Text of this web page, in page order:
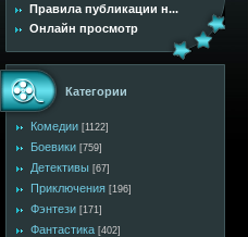
Правила публикации н...
Онлайн просмотр
Категории
Комедии [1122]
Боевики [759]
Детективы [67]
Приключения [196]
Фэнтези [171]
Фантастика [402]